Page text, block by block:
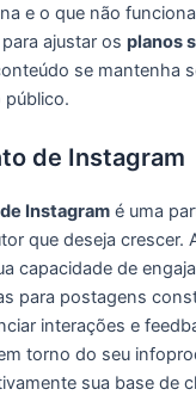
e o que não
ajustar osplanos
se mantenha
público.
de Instagram
Instagram é uma
que deseja crescer.
capacidade de
para postagens
interações e
torno do seu
sua base de